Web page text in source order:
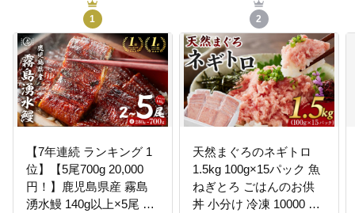
1
【7年連続 ランキング 1
位】【5尾700g 20,000
円！】鹿児島県産 霧島
湧水鰻 140g以上×5尾 国
2
天然まぐろのネギトロ
1.5kg 100g×15パック 魚
ねぎとろ ごはんのお供
丼 小分け 冷凍 10000 海